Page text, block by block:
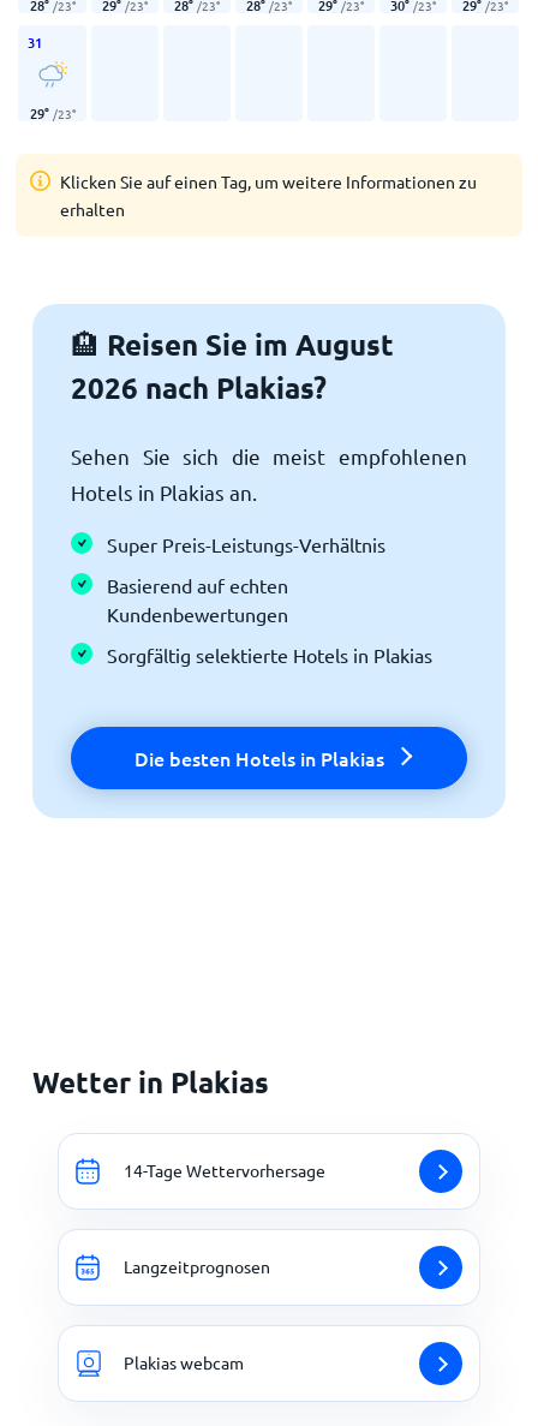
28° /23° 29° /23° 28° /23° 28° /23° 29° /23° 30° /23° 29° /23°
31
29° /23°
Klicken Sie auf einen Tag, um weitere Informationen zu
erhalten
🏨 Reisen Sie im August
2026 nach Plakias?
Sehen Sie sich die meist empfohlenen
Hotels in Plakias an.
Super Preis-Leistungs-Verhältnis
Basierend auf echten
Kundenbewertungen
Sorgfältig selektierte Hotels in Plakias
Die besten Hotels in Plakias
Wetter in Plakias
14-Tage Wettervorhersage
Langzeitprognosen
Plakias webcam